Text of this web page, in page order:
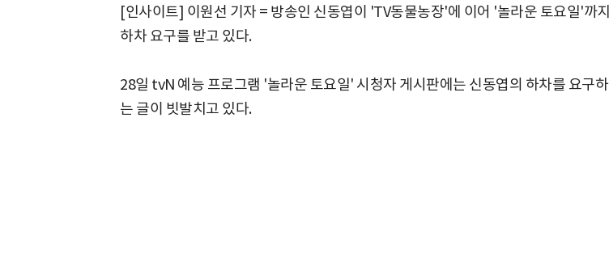
[인사이트] 이원선 기자 = 방송인 신동엽이 'TV동물농장'에 이어 '놀라운 토요일'까지
하차 요구를 받고 있다.
28일 tvN 예능 프로그램 '놀라운 토요일' 시청자 게시판에는 신동엽의 하차를 요구하
는 글이 빗발치고 있다.